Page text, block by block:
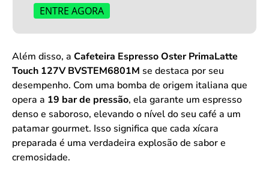
ENTRE AGORA
Além disso, a Cafeteira Espresso Oster PrimaLatte
Touch 127V BVSTEM6801M se destaca por seu
desempenho. Com uma bomba de origem italiana que
opera a 19 bar de pressão, ela garante um espresso
denso e saboroso, elevando o nível do seu café a um
patamar gourmet. Isso significa que cada xícara
preparada é uma verdadeira explosão de sabor e
cremosidade.